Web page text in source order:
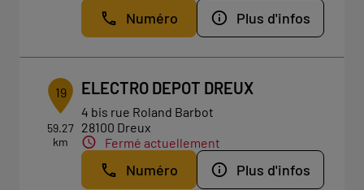
Numéro Plus d'infos
19
59.27
km
ELECTRO DEPOT DREUX
4 bis rue Roland Barbot
28100 Dreux
Fermé actuellement
Numéro Plus d'infos